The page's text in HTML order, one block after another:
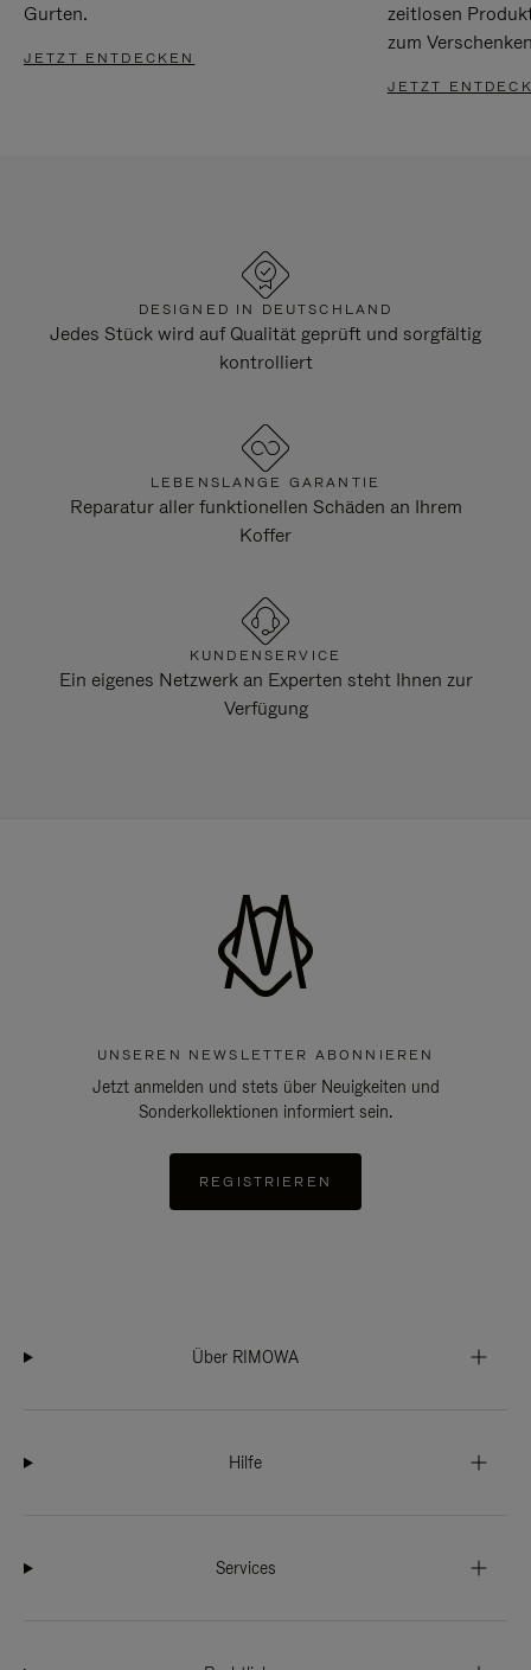
Gurten.
JETZT ENTDECKEN
zeitlosen
zum
JETZT
DESIGNED IN DEUTSCHLAND
Jedes Stück wird auf Qualität geprüft und sorgfältig
kontrolliert
LEBENSLANGE GARANTIE
Reparatur aller funktionellen Schäden an Ihrem
Koffer
KUNDENSERVICE
Ein eigenes Netzwerk an Experten steht Ihnen zur
Verfügung
UNSEREN NEWSLETTER ABONNIEREN
Jetzt anmelden und stets über Neuigkeiten und
Sonderkollektionen informiert sein.
REGISTRIEREN
Über RIMOWA
Hilfe
Services